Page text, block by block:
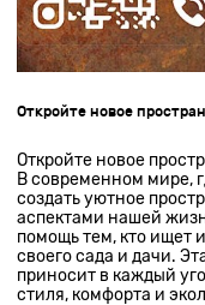
Откройте новое
Откройте новое
В современном мире,
создать уютное
аспектами нашей
помощь тем, кто ищет
своего сада и дачи.
приносит в каждый
стиля, комфорта и